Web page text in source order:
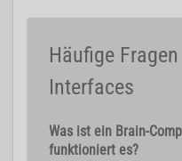
Häufige
Interfaces
Was ist ein Brain-
funktioniert es?